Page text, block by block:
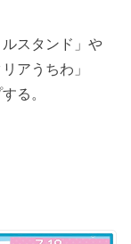
スタンド」や
アうちわ」
る。